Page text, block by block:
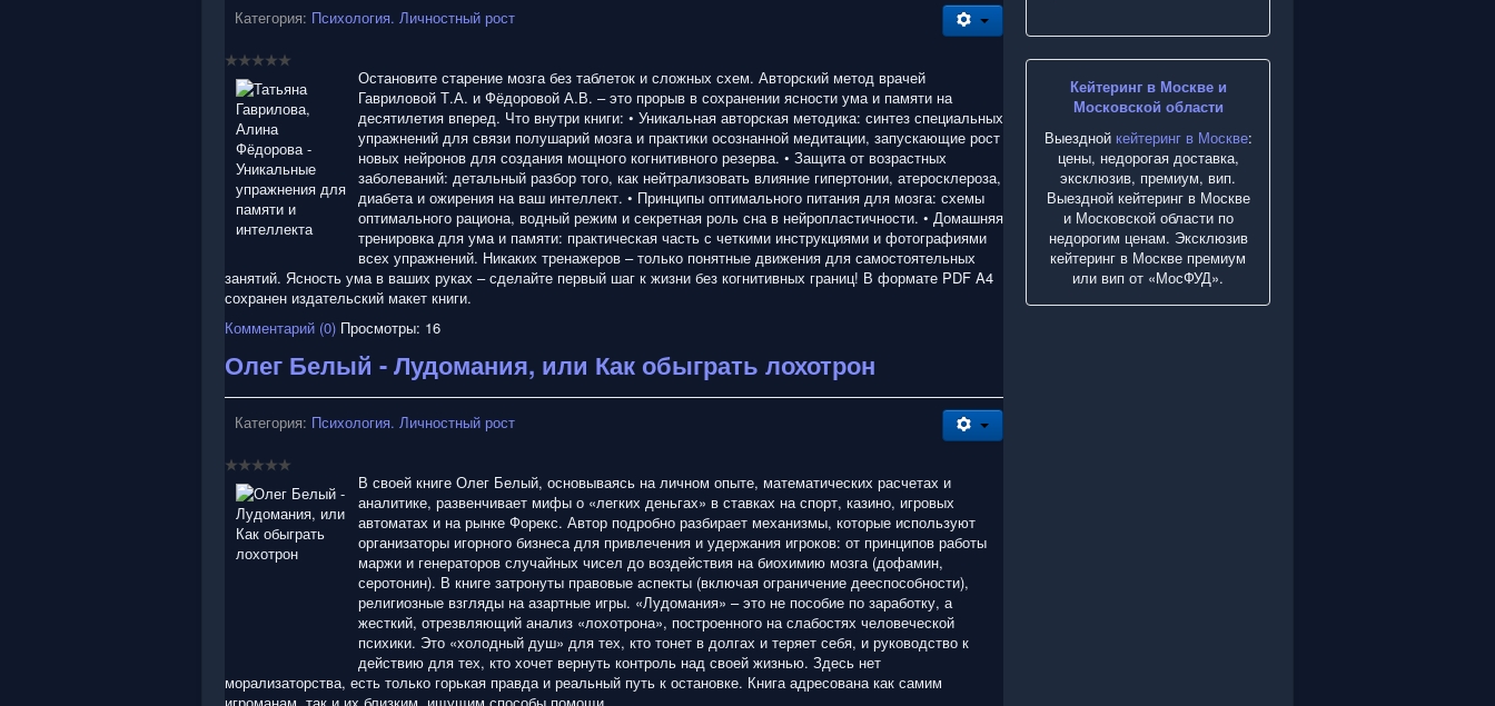
Категория: Психология. Личностный рост
Остановите старение мозга без таблеток и сложных схем. Авторский метод врачей
Гавриловой Т.А. и Фёдоровой А.В. – это прорыв в сохранении ясности ума и памяти на
десятилетия вперед. Что внутри книги: • Уникальная авторская методика: синтез специальных
упражнений для связи полушарий мозга и практики осознанной медитации, запускающие рост
новых нейронов для создания мощного когнитивного резерва. • Защита от возрастных
заболеваний: детальный разбор того, как нейтрализовать влияние гипертонии, атеросклероза,
диабета и ожирения на ваш интеллект. • Принципы оптимального питания для мозга: схемы
оптимального рациона, водный режим и секретная роль сна в нейропластичности. • Домашняя
тренировка для ума и памяти: практическая часть с четкими инструкциями и фотографиями
всех упражнений. Никаких тренажеров – только понятные движения для самостоятельных
занятий. Ясность ума в ваших руках – сделайте первый шаг к жизни без когнитивных границ! В формате PDF A4
сохранен издательский макет книги.
Комментарий (0) Просмотры: 16
Олег Белый - Лудомания, или Как обыграть лохотрон
Категория: Психология. Личностный рост
В своей книге Олег Белый, основываясь на личном опыте, математических расчетах и
аналитике, развенчивает мифы о «легких деньгах» в ставках на спорт, казино, игровых
автоматах и на рынке Форекс. Автор подробно разбирает механизмы, которые используют
организаторы игорного бизнеса для привлечения и удержания игроков: от принципов работы
маржи и генераторов случайных чисел до воздействия на биохимию мозга (дофамин,
серотонин). В книге затронуты правовые аспекты (включая ограничение дееспособности),
религиозные взгляды на азартные игры. «Лудомания» – это не пособие по заработку, а
жесткий, отрезвляющий анализ «лохотрона», построенного на слабостях человеческой
психики. Это «холодный душ» для тех, кто тонет в долгах и теряет себя, и руководство к
действию для тех, кто хочет вернуть контроль над своей жизнью. Здесь нет
морализаторства, есть только горькая правда и реальный путь к остановке. Книга адресована как самим
Кейтеринг в Москве и
Московской области
Выездной кейтеринг в Москве:
цены, недорогая доставка,
эксклюзив, премиум, вип.
Выездной кейтеринг в Москве
и Московской области по
недорогим ценам. Эксклюзив
кейтеринг в Москве премиум
или вип от «МосФУД».